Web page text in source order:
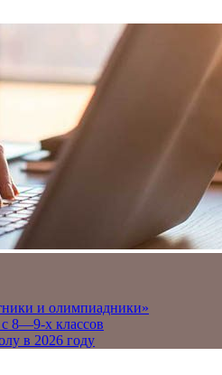
и олимпиадники»
8—9-х классов
в 2026 году